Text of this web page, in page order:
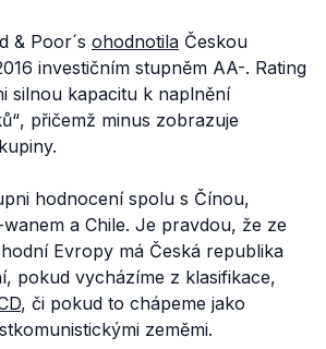
& Poor´s ohodnotila Českou
investičním stupněm AA-. Rating
silnou kapacitu k naplnění
, přičemž minus zobrazuje
hodnocení spolu s Čínou,
a Chile. Je pravdou, že ze
Evropy má Česká republika
pokud vycházíme z klasifikace,
, či pokud to chápeme jako
zeměmi.